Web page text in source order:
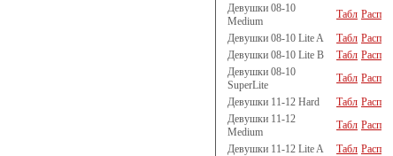
Девушки 08-10
Medium
Табл Расп
Девушки 08-10 Lite A
Табл Расп
Девушки 08-10 Lite B
Табл Расп
Девушки 08-10
SuperLite
Табл Расп
Девушки 11-12 Hard
Табл Расп
Девушки 11-12
Medium
Табл Расп
Девушки 11-12 Lite A
Табл Расп